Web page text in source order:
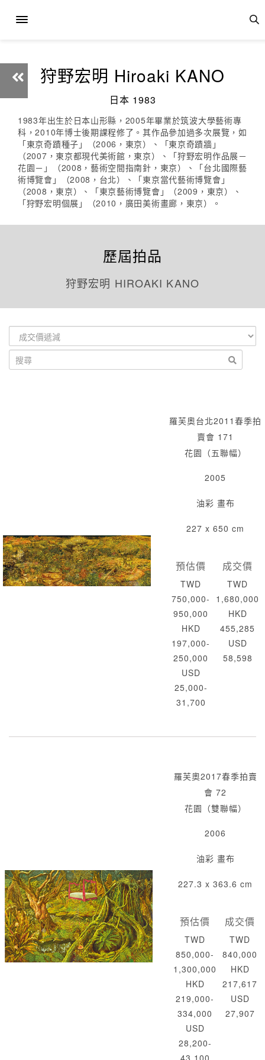
狩野宏明 Hiroaki KANO
日本 1983
1983年出生於日本山形縣，2005年畢業於筑波大學藝術專
科，2010年博士後期課程修了。其作品參加過多次展覽，如
「東京奇蹟種子」（2006，東京）、「東京奇蹟牆」
（2007，東京都現代美術館，東京）、「狩野宏明作品展－
花園－」（2008，藝術空間指南針，東京）、「台北國際藝
術博覽會」（2008，台北）、「東京當代藝術博覽會」
（2008，東京）、「東京藝術博覽會」（2009，東京）、
「狩野宏明個展」（2010，廣田美術畫廊，東京）。
歷屆拍品
狩野宏明 HIROAKI KANO
羅芙奧台北2011春季拍
賣會 171
花園（五聯幅）
2005
油彩 畫布
227 x 650 cm
預估價
TWD
750,000-
950,000
HKD
197,000-
250,000
USD
25,000-
31,700
成交價
TWD
1,680,000
HKD
455,285
USD
58,598
羅芙奧2017春季拍賣
會 72
花園（雙聯幅）
2006
油彩 畫布
227.3 x 363.6 cm
預估價
TWD
850,000-
1,300,000
HKD
219,000-
334,000
USD
28,200-
成交價
TWD
840,000
HKD
217,617
USD
27,907